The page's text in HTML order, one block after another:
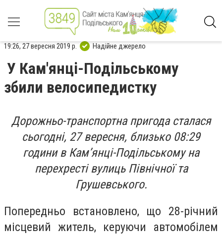
19:26, 27 вересня 2019 р. Надійне джерело
У Кам'янці-Подільському
збили велосипедистку
Дорожньо-транспортна пригода сталася
сьогодні, 27 вересня, близько 08:29
години в Кам’янці-Подільському на
перехресті вулиць Північної та
Грушевського.
Попередньо встановлено, що 28-річний
місцевий житель, керуючи автомобілем